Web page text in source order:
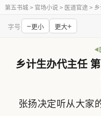
第五书城 > 官场小说 > 医道官途 >
字号 −更小 更大+
乡计生办代主任
张扬决定听从大家